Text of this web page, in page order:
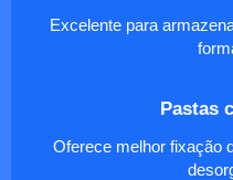
Excelente para
Pastas
Oferece melhor fixação